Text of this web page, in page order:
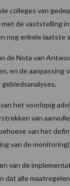
colleges van
de vaststelling
nog enkele laatste
de Nota van
en de aanpassing
het voorlopig
van
van het
van de monitoring).
van de
dat alle